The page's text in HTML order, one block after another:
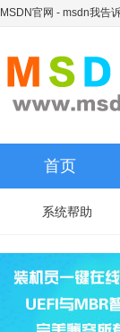
MSDN官网 - msdn我告
首页
系统帮助